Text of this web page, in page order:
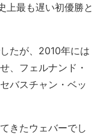
上最も遅い初優勝と
たが、2010年には
、フェルナンド・
バスチャン・ベッ
きたウェバーでし